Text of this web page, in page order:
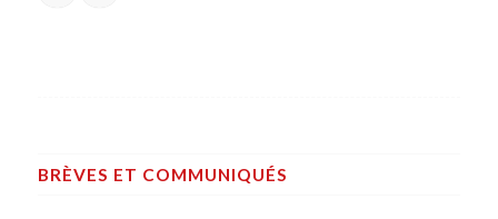
BRÈVES ET COMMUNIQUÉS